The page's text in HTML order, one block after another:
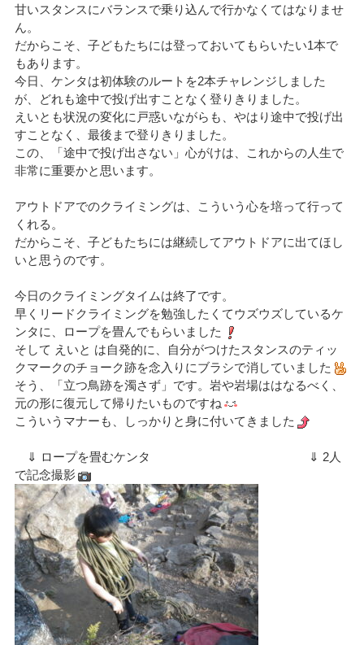
甘いスタンスにバランスで乗り込んで行かなくてはなりませ
ん。
だからこそ、子どもたちには登っておいてもらいたい1本で
もあります。
今日、ケンタは初体験のルートを2本チャレンジしました
が、どれも途中で投げ出すことなく登りきりました。
えいとも状況の変化に戸惑いながらも、やはり途中で投げ出
すことなく、最後まで登りきりました。
この、「途中で投げ出さない」心がけは、これからの人生で
非常に重要かと思います。
アウトドアでのクライミングは、こういう心を培って行って
くれる。
だからこそ、子どもたちには継続してアウトドアに出てほし
いと思うのです。
今日のクライミングタイムは終了です。
早くリードクライミングを勉強したくてウズウズしているケ
ンタに、ロープを畳んでもらいました
そして えいと は自発的に、自分がつけたスタンスのティッ
クマークのチョーク跡を念入りにブラシで消していました
そう、「立つ鳥跡を濁さず」です。岩や岩場ははなるべく、
元の形に復元して帰りたいものですね
こういうマナーも、しっかりと身に付いてきました
⇓ ロープを畳むケンタ ⇓ 2人
で記念撮影